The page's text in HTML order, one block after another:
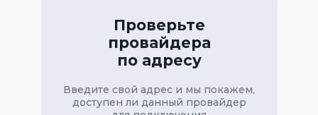
Проверьте
провайдера
по адресу
Введите свой адрес и мы покажем,
доступен ли данный провайдер